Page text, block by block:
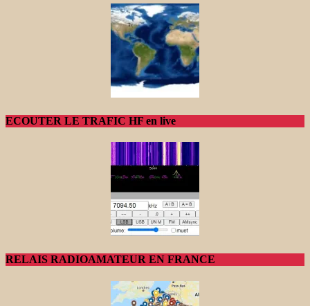
ECOUTER LE TRAFIC HF en live
RELAIS RADIOAMATEUR EN FRANCE